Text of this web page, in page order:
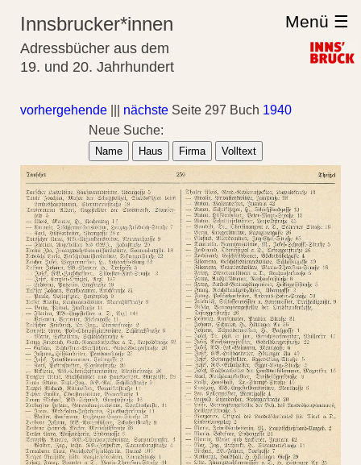
Innsbrucker*innen
Adressbücher aus dem
19. und 20. Jahrhundert
Menü ☰
vorhergehende nächste Seite 297 Buch 1940
Neue Suche:
Name Haus Firma Volltext